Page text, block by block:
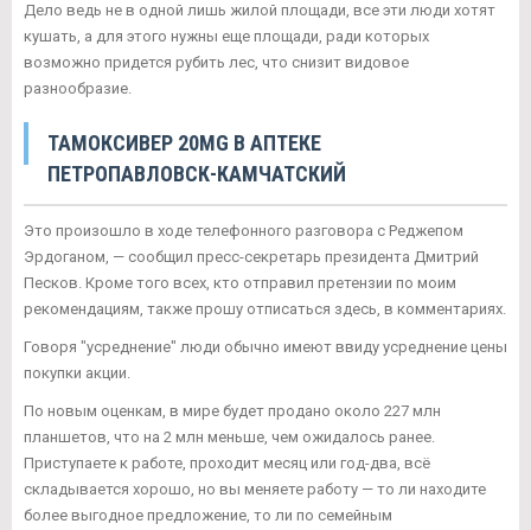
Дело ведь не в одной лишь жилой площади, все эти люди хотят
кушать, а для этого нужны еще площади, ради которых
возможно придется рубить лес, что снизит видовое
разнообразие.
ТАМОКСИВЕР 20MG В АПТЕКЕ
ПЕТРОПАВЛОВСК-КАМЧАТСКИЙ
Это произошло в ходе телефонного разговора с Реджепом
Эрдоганом, — сообщил пресс-секретарь президента Дмитрий
Песков. Кроме того всех, кто отправил претензии по моим
рекомендациям, также прошу отписаться здесь, в комментариях.
Говоря "усреднение" люди обычно имеют ввиду усреднение цены
покупки акции.
По новым оценкам, в мире будет продано около 227 млн
планшетов, что на 2 млн меньше, чем ожидалось ранее.
Приступаете к работе, проходит месяц или год-два, всё
складывается хорошо, но вы меняете работу — то ли находите
более выгодное предложение, то ли по семейным